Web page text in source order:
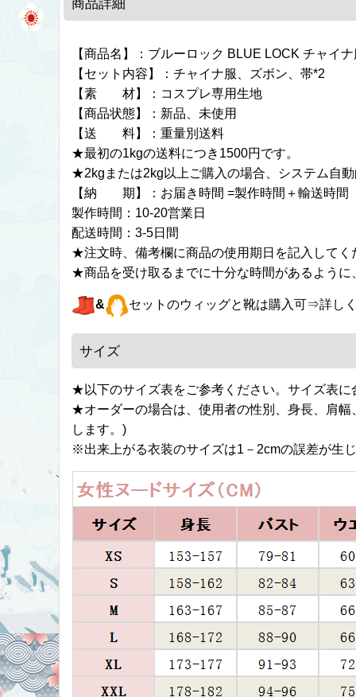
【商品名】：ブルーロック BLUE LOCK チャイ
【セット内容】：チャイナ服、ズボン、帯*2
【素 材】：コスプレ専用生地
【商品状態】：新品、未使用
【送 料】：重量別送料
★最初の1kgの送料につき1500円です。
★2kgまたは2kg以上ご購入の場合、システム自
【納 期】：お届き時間 =製作時間＋輸送時間
製作時間：10-20営業日
配送時間：3-5日間
★注文時、備考欄に商品の使用期日を記入してく
★商品を受け取るまでに十分な時間があるよう
& セットのウィッグと靴は購入可⇒詳し
サイズ
★以下のサイズ表をご参考ください。サイズ表
★オーダーの場合は、使用者の性別、身長、肩
します。)
※出来上がる衣装のサイズは1－2cmの誤差が生